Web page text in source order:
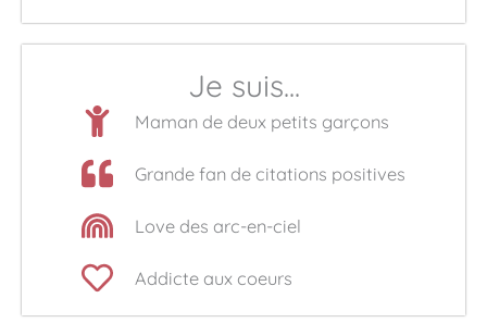
Je suis...
Maman de deux petits garçons
Grande fan de citations positives
Love des arc-en-ciel
Addicte aux coeurs